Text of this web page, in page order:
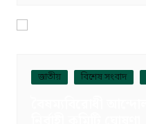
জাতীয় বিশেষ সংবাদ